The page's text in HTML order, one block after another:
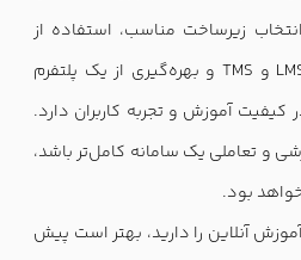
زیرساخت مناسب، استفاده از
سامانه‌های تخصصی مانند LMS و TMS و بهره‌گیری از یک پلتفرم
آموزش و تجربه کاربران دارد.
و تعاملی یک سامانه کامل‌تر باشد،
بود.
آنلاین را دارید، بهتر است پیش